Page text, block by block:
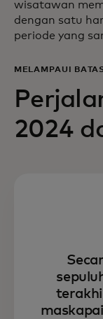
wisatawan
dengan satu
periode yang
MELAMPAUI
2024